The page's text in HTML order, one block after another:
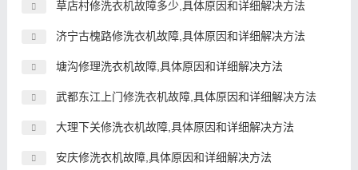
草店村修洗衣机故障多少,具体原因和详细解决方法
济宁古槐路修洗衣机故障,具体原因和详细解决方法
塘沟修理洗衣机故障,具体原因和详细解决方法
武都东江上门修洗衣机故障,具体原因和详细解决方法
大理下关修洗衣机故障,具体原因和详细解决方法
安庆修洗衣机故障,具体原因和详细解决方法